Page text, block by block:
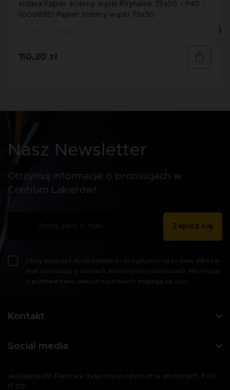
Indasa Papier ścierny wąski Rhynalox 75x50 - P40 -
(000885) Papier ścierny wąski 75x50
110,20 zł
Kontakt
Social media
Jesteśmy do Państwa dyspozycji od pn-pt w godzinach 9:00 -
17:00
Nasz Newsletter
Otrzymuj informacje o promocjach w
Centrum Lakierów!
Chcę dołączyć do newslettera i otrzymywać na podany adres e-
mail informacje o ofertach, promocjach i nowościach. Informacje
o przetwarzaniu danych osobowych znajdują się tutaj
Zapisz się